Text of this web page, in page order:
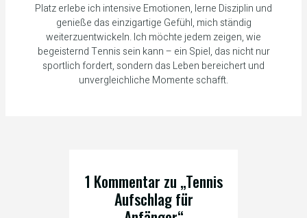
Platz erlebe ich intensive Emotionen, lerne Disziplin und
genieße das einzigartige Gefühl, mich ständig
weiterzuentwickeln. Ich möchte jedem zeigen, wie
begeisternd Tennis sein kann – ein Spiel, das nicht nur
sportlich fordert, sondern das Leben bereichert und
unvergleichliche Momente schafft.
1 Kommentar zu „Tennis
Aufschlag für